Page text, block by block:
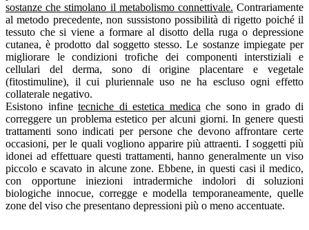
sostanze che stimolano il metabolismo connettivale. Contrariamente
al metodo precedente, non sussistono possibilità di rigetto poiché il
tessuto che si viene a formare al disotto della ruga o depressione
cutanea, è prodotto dal soggetto stesso. Le sostanze impiegate per
migliorare le condizioni trofiche dei componenti interstiziali e
cellulari del derma, sono di origine placentare e vegetale
(fitostimuline), il cui pluriennale uso ne ha escluso ogni effetto
collaterale negativo.
Esistono infine tecniche di estetica medica che sono in grado di
correggere un problema estetico per alcuni giorni. In genere questi
trattamenti sono indicati per persone che devono affrontare certe
occasioni, per le quali vogliono apparire più attraenti. I soggetti più
idonei ad effettuare questi trattamenti, hanno generalmente un viso
piccolo e scavato in alcune zone. Ebbene, in questi casi il medico,
con opportune iniezioni intradermiche indolori di soluzioni
biologiche innocue, corregge e modella temporaneamente, quelle
zone del viso che presentano depressioni più o meno accentuate.